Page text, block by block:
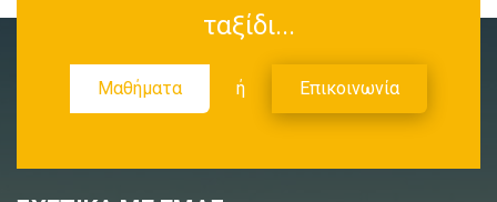
ταξίδι...
Μαθήματα ή Επικοινωνία